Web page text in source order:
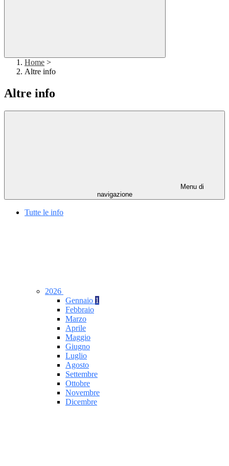
Home >
Altre info
Altre info
Menu di
navigazione
Tutte le info
2026
Gennaio 1
Febbraio
Marzo
Aprile
Maggio
Giugno
Luglio
Agosto
Settembre
Ottobre
Novembre
Dicembre